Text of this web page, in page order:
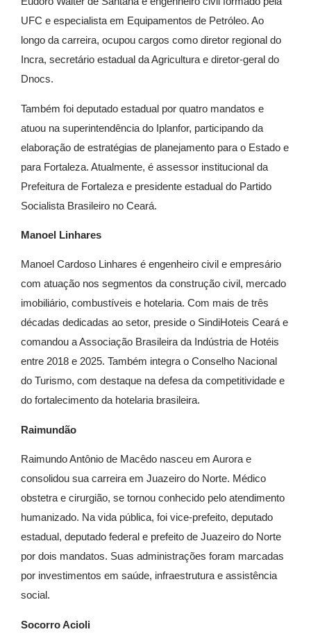
UFC e especialista em Equipamentos de Petróleo. Ao
longo da carreira, ocupou cargos como diretor regional do
Incra, secretário estadual da Agricultura e diretor-geral do
Dnocs.
Também foi deputado estadual por quatro mandatos e
atuou na superintendência do Iplanfor, participando da
elaboração de estratégias de planejamento para o Estado e
para Fortaleza. Atualmente, é assessor institucional da
Prefeitura de Fortaleza e presidente estadual do Partido
Socialista Brasileiro no Ceará.
Manoel Linhares
Manoel Cardoso Linhares é engenheiro civil e empresário
com atuação nos segmentos da construção civil, mercado
imobiliário, combustíveis e hotelaria. Com mais de três
décadas dedicadas ao setor, preside o SindiHoteis Ceará e
comandou a Associação Brasileira da Indústria de Hotéis
entre 2018 e 2025. Também integra o Conselho Nacional
do Turismo, com destaque na defesa da competitividade e
do fortalecimento da hotelaria brasileira.
Raimundão
Raimundo Antônio de Macêdo nasceu em Aurora e
consolidou sua carreira em Juazeiro do Norte. Médico
obstetra e cirurgião, se tornou conhecido pelo atendimento
humanizado. Na vida pública, foi vice-prefeito, deputado
estadual, deputado federal e prefeito de Juazeiro do Norte
por dois mandatos. Suas administrações foram marcadas
por investimentos em saúde, infraestrutura e assistência
social.
Socorro Acioli